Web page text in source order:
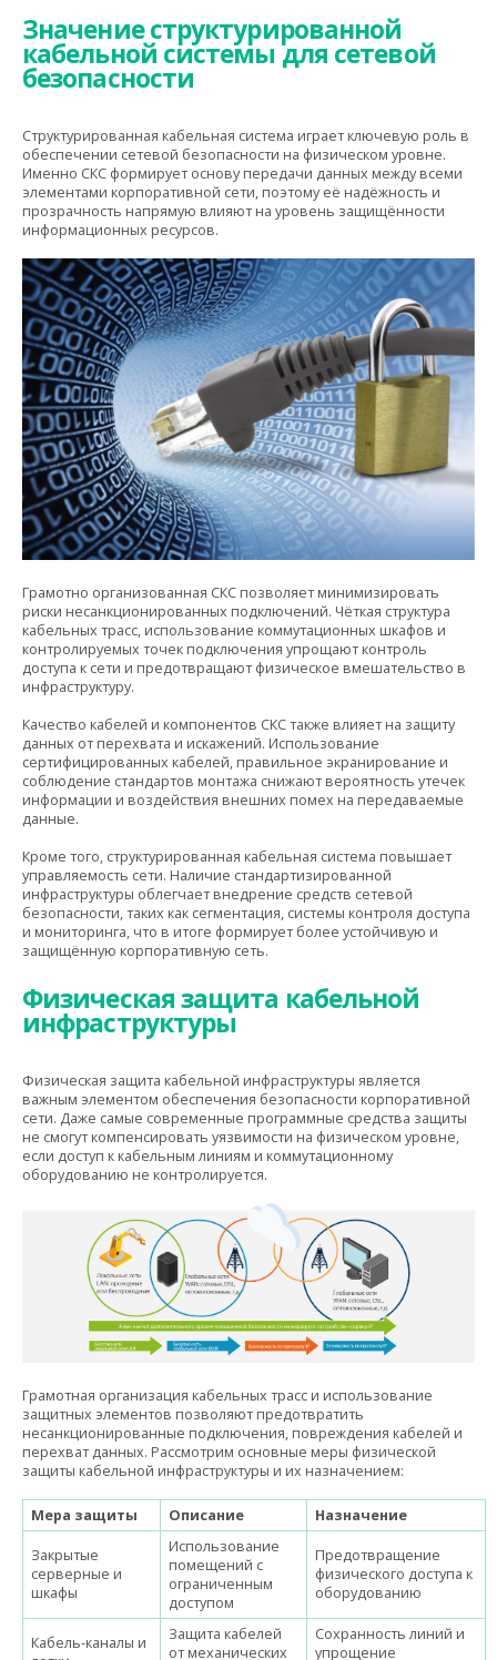
Значение структурированной
кабельной системы для сетевой
безопасности
Структурированная кабельная система играет ключевую роль в
обеспечении сетевой безопасности на физическом уровне.
Именно СКС формирует основу передачи данных между всеми
элементами корпоративной сети, поэтому её надёжность и
прозрачность напрямую влияют на уровень защищённости
информационных ресурсов.
Грамотно организованная СКС позволяет минимизировать
риски несанкционированных подключений. Чёткая структура
кабельных трасс, использование коммутационных шкафов и
контролируемых точек подключения упрощают контроль
доступа к сети и предотвращают физическое вмешательство в
инфраструктуру.
Качество кабелей и компонентов СКС также влияет на защиту
данных от перехвата и искажений. Использование
сертифицированных кабелей, правильное экранирование и
соблюдение стандартов монтажа снижают вероятность утечек
информации и воздействия внешних помех на передаваемые
данные.
Кроме того, структурированная кабельная система повышает
управляемость сети. Наличие стандартизированной
инфраструктуры облегчает внедрение средств сетевой
безопасности, таких как сегментация, системы контроля доступа
и мониторинга, что в итоге формирует более устойчивую и
защищённую корпоративную сеть.
Физическая защита кабельной
инфраструктуры
Физическая защита кабельной инфраструктуры является
важным элементом обеспечения безопасности корпоративной
сети. Даже самые современные программные средства защиты
не смогут компенсировать уязвимости на физическом уровне,
если доступ к кабельным линиям и коммутационному
оборудованию не контролируется.
Грамотная организация кабельных трасс и использование
защитных элементов позволяют предотвратить
несанкционированные подключения, повреждения кабелей и
перехват данных. Рассмотрим основные меры физической
защиты кабельной инфраструктуры и их назначением:
Мера защиты Описание Назначение
Закрытые
серверные и
шкафы
Использование
помещений с
ограниченным
доступом
Предотвращение
физического доступа к
оборудованию
Кабель-каналы и
Защита кабелей
от механических
Сохранность линий и
упрощение